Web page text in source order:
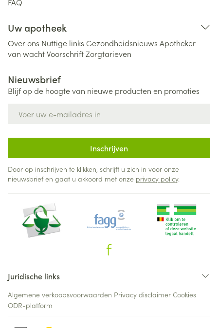
Uw apotheek
Over ons Nuttige links Gezondheidsnieuws Apotheker
van wachtVoorschriftZorgtarieven
Nieuwsbrief
Blijf op de hoogte van nieuwe producten en promoties
Inschrijven
Door op inschrijven te klikken, schrijft u zich in voor onze
nieuwsbrief en gaat u akkoord met onze privacy policy.
Juridische links
Algemene verkoopsvoorwaarden Privacy disclaimer Cookies
ODR-platform